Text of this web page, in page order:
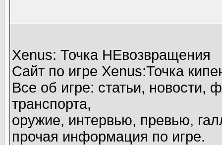
Xenus: Точка НЕвозвращения
Cайт по игре Xenus:Точка
Все об игре: статьи, новости,
транспорта,
оружие, интервью, превью,
прочая информация по игре.